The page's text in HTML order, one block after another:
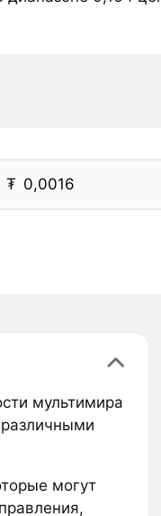
₮
мультимира
могут